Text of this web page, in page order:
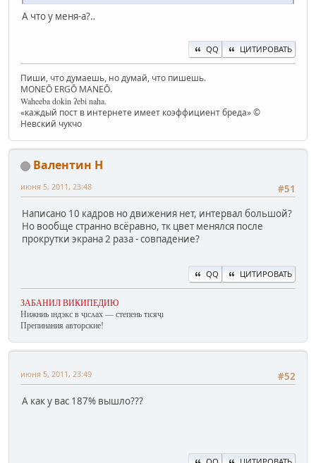
А что у меня-а?‥
QQ ЦИТИРОВАТЬ
Пиши, что думаешь, но думай, что пишешь.
MONEŌ ERGŌ MANEŌ.
Waheeba dokin ʔebi naha.
«каждый пост в интернете имеет коэффициент бреда» ©
Невский чукчо
Валентин Н
#51
июня 5, 2011, 23:48
Написано 10 кадров но движения нет, интервал большой?
Но вообще странно всёравно, тк цвет менялся после
прокрутки экрана 2 раза - совпадение?
QQ ЦИТИРОВАТЬ
ЗАБАНИЛ ВИКИПЕДИЮ
Нижниь ıндэкс в ҷıсʌах — степень тıсяҷı
Препинания авторские!
#52
июня 5, 2011, 23:49
А как у вас 187% вышло???